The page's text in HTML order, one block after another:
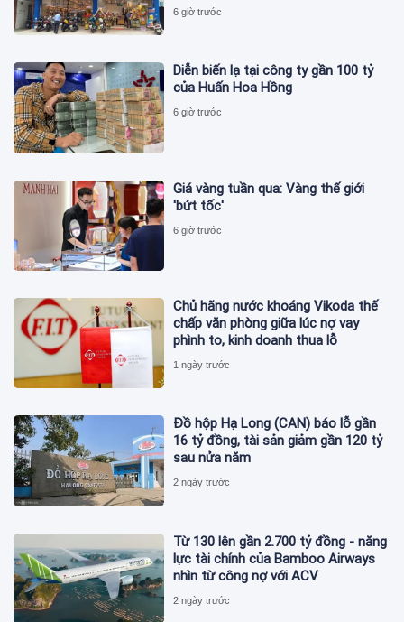
6 giờ trước
Diễn biến lạ tại công ty gần 100 tỷ
của Huấn Hoa Hồng
6 giờ trước
Giá vàng tuần qua: Vàng thế giới
'bứt tốc'
6 giờ trước
Chủ hãng nước khoáng Vikoda thế
chấp văn phòng giữa lúc nợ vay
phình to, kinh doanh thua lỗ
1 ngày trước
Đồ hộp Hạ Long (CAN) báo lỗ gần
16 tỷ đồng, tài sản giảm gần 120 tỷ
sau nửa năm
2 ngày trước
Từ 130 lên gần 2.700 tỷ đồng - năng
lực tài chính của Bamboo Airways
nhìn từ công nợ với ACV
2 ngày trước